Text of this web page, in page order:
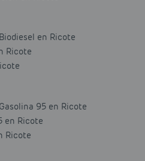
en Ricote
Ricote
95 en Ricote
en Ricote
Ricote